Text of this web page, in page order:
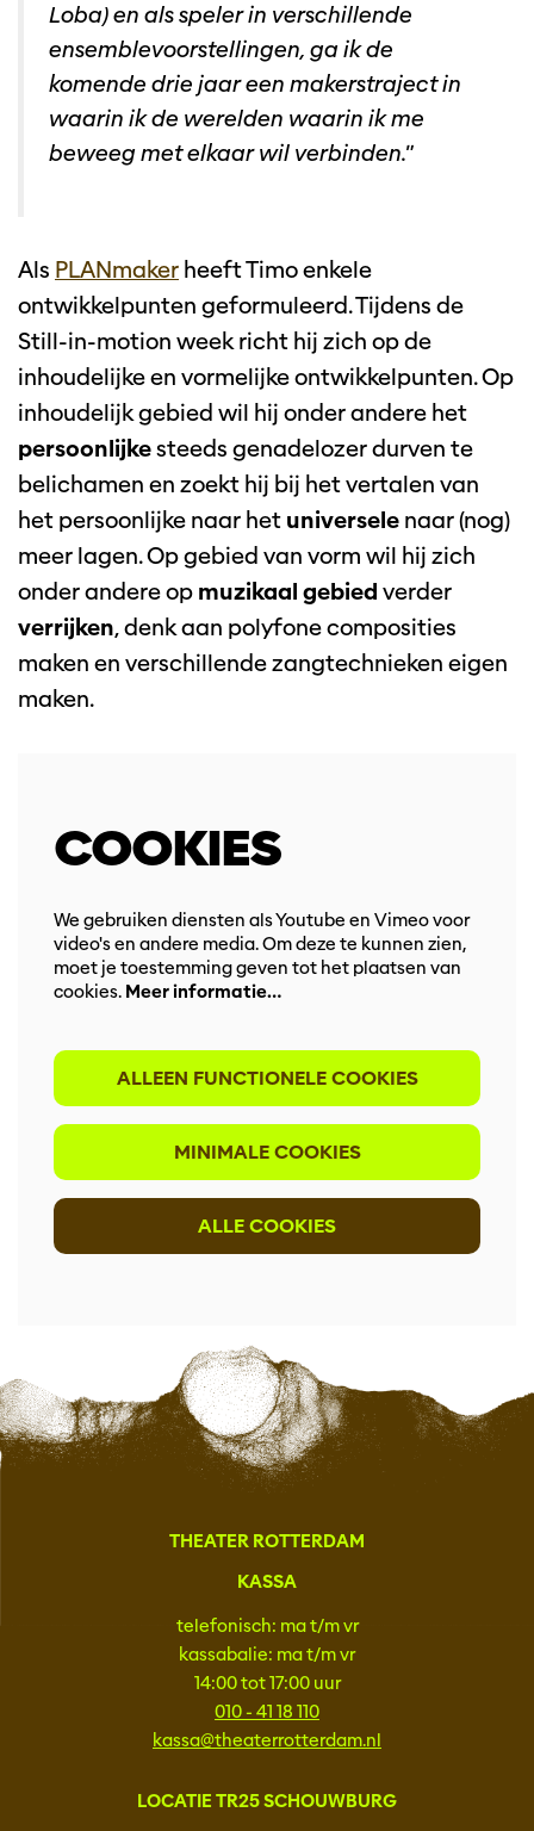
Loba) en als speler in verschillende
ensemblevoorstellingen, ga ik de
komende drie jaar een makerstraject in
waarin ik de werelden waarin ik me
beweeg met elkaar wil verbinden."
Als PLANmaker heeft Timo enkele
ontwikkelpunten geformuleerd. Tijdens de
Still-in-motion week richt hij zich op de
inhoudelijke en vormelijke ontwikkelpunten. Op
inhoudelijk gebied wil hij onder andere het
persoonlijkesteeds genadelozer durven te
belichamen en zoekt hij bij het vertalen van
het persoonlijke naar het universele naar (nog)
meer lagen. Op gebied van vorm wil hij zich
onder andere op muzikaal gebied verder
verrijken, denk aan polyfone composities
maken en verschillende zangtechnieken eigen
maken.
COOKIES
We gebruiken diensten als Youtube en Vimeo voor
video's en andere media. Om deze te kunnen zien,
moet je toestemming geven tot het plaatsen van
cookies. Meer informatie…
ALLEEN FUNCTIONELE COOKIES
MINIMALE COOKIES
ALLE COOKIES
THEATER ROTTERDAM
KASSA
telefonisch: ma t/m vr
kassabalie: ma t/m vr
14:00 tot 17:00 uur
010 - 41 18 110
kassa@theaterrotterdam.nl
LOCATIE TR25 SCHOUWBURG